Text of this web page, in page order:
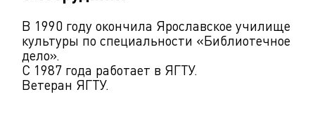
В 1990 году окончила Ярославское училище
культуры по специальности «Библиотечное
дело».
С 1987 года работает в ЯГТУ.
Ветеран ЯГТУ.